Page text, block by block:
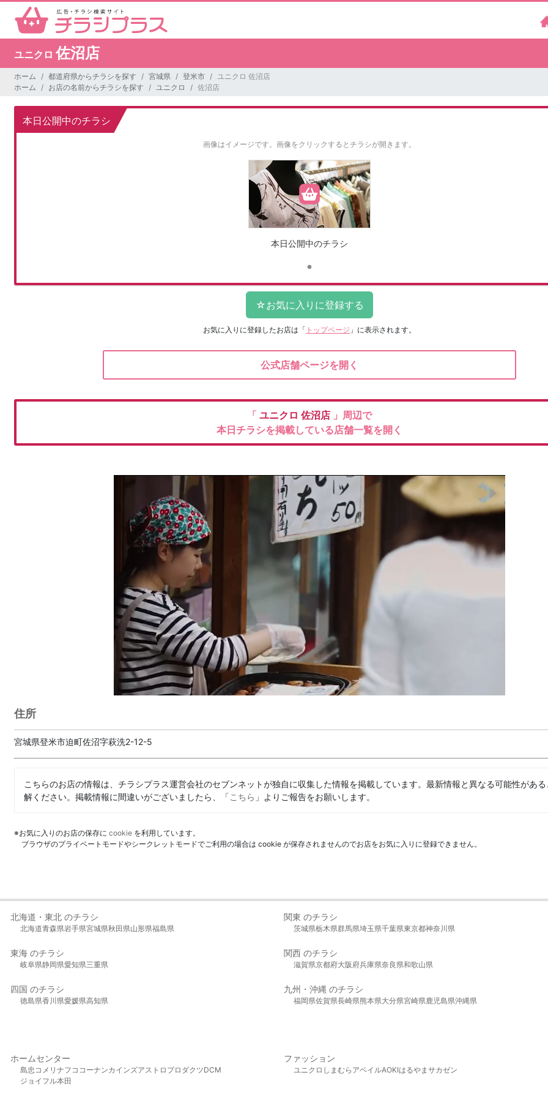
ユニクロ 佐沼店
ホーム 都道府県からチラシを探す 宮城県 登米市
ユニクロ 佐沼店
ホーム
お店の名前からチラシを探す ユニクロ 佐沼店
本日公開中のチラシ
画像はイメージです。 画像をクリックするとチラシが開きます。
本日公開中のチラシ
お気に入りに登録したお店は 「 トップページ 」に表示されます。
公式店舗ページを開く
「 ユニクロ 佐沼店 」周辺で
本日チラシを掲載している店舗一覧を開く
住所
宮城県登米市迫町佐沼字萩洗2-12-5
こちらのお店の情報は、チラシプラス運営会社のセブンネットが独自に収集した情報を掲載しています。最新情報と異なる可能性があ
解ください。掲載情報に間違いがございましたら、「こちら 」よりご報告をお願いします。
※お気に入りのお店の保存に cookie を利用しています。
ブラウザのプライベートモードやシークレットモードでご利用の場合は cookie が保存されませんのでお店をお気に入りに登録できません。
北海道・東北 のチラシ
北海道青森県岩手県宮城県秋田県山形県福島県
関東 のチラシ
茨城県栃木県群馬県埼玉県千葉県東京都神奈川県
東海 のチラシ
岐阜県静岡県愛知県三重県
関西 のチラシ
滋賀県京都府大阪府兵庫県奈良県和歌山県
四国 のチラシ
徳島県香川県愛媛県高知県
九州・沖縄 のチラシ
福岡県佐賀県長崎県熊本県大分県宮崎県鹿児島県沖縄県
ホームセンター
島忠 コメリ ナフコ コーナンカインズアストロプロダクツDCM
ジョイフル本田
ファッション
ユニクロ しまむら アベイルAOKIはるやま サカゼン